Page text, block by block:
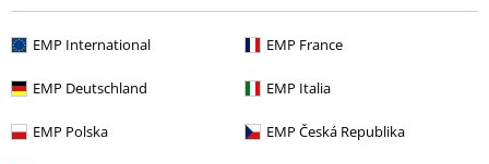
EMP International EMP France
EMP Deutschland EMP Italia
EMP Polska EMP Česká Republika